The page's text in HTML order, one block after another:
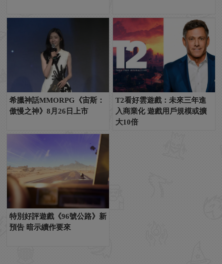
希臘神話MMORPG《宙斯：
傲慢之神》8月26日上市
T2看好雲遊戲：未來三年進
入商業化 遊戲用戶規模或擴
大10倍
特別好評遊戲《96號公路》新
預告 暗示續作要來